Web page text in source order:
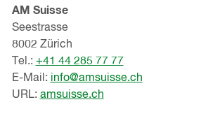
AM Suisse
Seestrasse
8002 Zürich
Tel.: +41 44 285 77 77
E-Mail: info@amsuisse.ch
URL: amsuisse.ch